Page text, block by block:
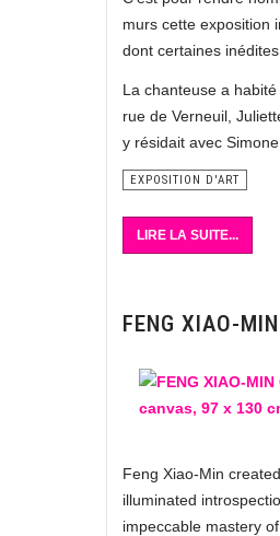
murs cette exposition
dont certaines
La chanteuse a
rue de Verneuil,
y résidait avec
EXPOSITION D'ART
LIRE LA SUITE...
FENG XIAO-
Feng Xiao-Min
illuminated
impeccable mastery